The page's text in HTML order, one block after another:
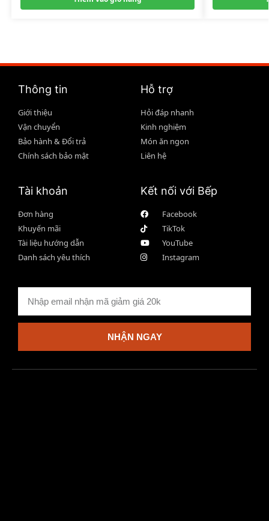
Thông tin
Giới thiệu
Vận chuyển
Bảo hành & Đổi trả
Chính sách bảo mật
Hỗ trợ
Hỏi đáp nhanh
Kinh nghiệm
Món ăn ngon
Liên hệ
Tài khoản
Đơn hàng
Khuyến mãi
Tài liệu hướng dẫn
Danh sách yêu thích
Kết nối với Bếp
Facebook
TikTok
YouTube
Instagram
NHẬN NGAY